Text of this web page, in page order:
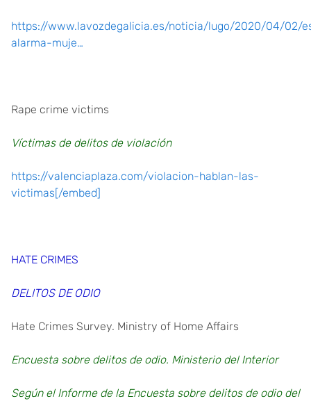
https://www.lavozdegalicia.es/noticia/lugo/2020/04/02/
alarma-muje…
Rape crime victims
Víctimas de delitos de violación
https://valenciaplaza.com/violacion-hablan-las-
victimas[/embed]
HATE CRIMES
DELITOS DE ODIO
Hate Crimes Survey. Ministry of Home Affairs
Encuesta sobre delitos de odio. Ministerio del Interior
Según el Informe de la Encuesta sobre delitos de odio del